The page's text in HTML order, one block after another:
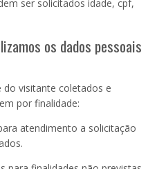
ser solicitados idade, cpf,
os dados pessoais
do visitante coletados e
por finalidade:
atendimento a solicitação